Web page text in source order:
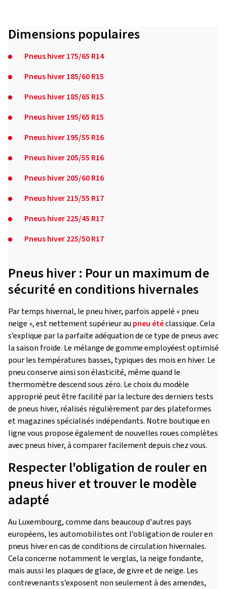
Dimensions populaires
Pneus hiver 175/65 R14
Pneus hiver 185/60 R15
Pneus hiver 185/65 R15
Pneus hiver 195/65 R15
Pneus hiver 195/55 R16
Pneus hiver 205/55 R16
Pneus hiver 205/60 R16
Pneus hiver 215/55 R17
Pneus hiver 225/45 R17
Pneus hiver 225/50 R17
Pneus hiver : Pour un maximum de
sécurité en conditions hivernales
Par temps hivernal, le pneu hiver, parfois appelé « pneu
neige », est nettement supérieur au pneu étéclassique. Cela
s’explique par la parfaite adéquation de ce type de pneus avec
la saison froide. Le mélange de gomme employéest optimisé
pour les températures basses, typiques des mois en hiver. Le
pneu conserve ainsi son élasticité, même quand le
thermomètre descend sous zéro. Le choix du modèle
approprié peut être facilité par la lecture des derniers tests
de pneus hiver, réalisés régulièrement par des plateformes
et magazines spécialisés indépendants. Notre boutique en
ligne vous propose également de nouvelles roues complètes
avec pneus hiver, à comparer facilement depuis chez vous.
Respecter l'obligation de rouler en
pneus hiver et trouver le modèle
adapté
Au Luxembourg, comme dans beaucoup d'autres pays
européens, les automobilistes ont l’obligation de rouler en
pneus hiver en cas de conditions de circulation hivernales.
Cela concerne notamment le verglas, la neige fondante,
mais aussi les plaques de glace, de givre et de neige. Les
contrevenants s’exposent non seulement à des amendes,